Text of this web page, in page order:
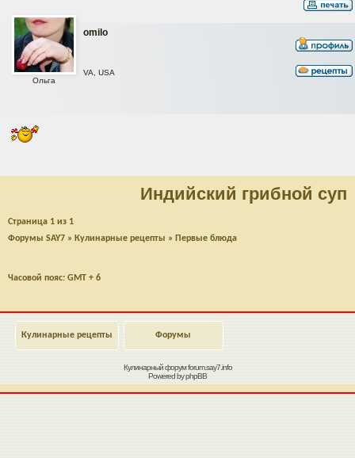
omilo
Ольга
VA, USA
Индийский грибной суп
Страница 1 из 1
Форумы SAY7 » Кулинарные рецепты » Первые блюда
Часовой пояс: GMT + 6
Кулинарные рецепты Форумы
Кулинарный форумforum.say7.info
Powered byphpBB